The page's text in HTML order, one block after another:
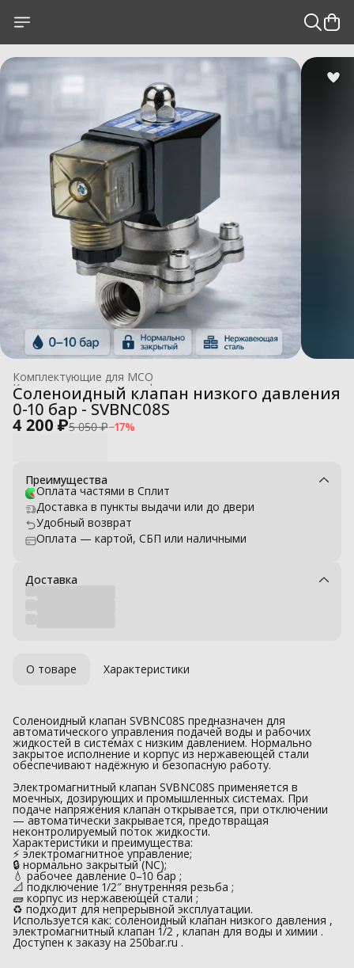
Комплектующие для МСО
Комплектующие для профессиональных моек высокого
Главная ›
Соленоидный клапан низкого давления
0-10 бар - SVBNC08S
4 200 ₽5 050 ₽−17%
Преимущества
Оплата частями в Сплит
Доставка в пункты выдачи или до двери
Удобный возврат
Оплата — картой, СБП или наличными
Доставка
О товаре Характеристики
Соленоидный клапан SVBNC08S предназначен для
автоматического управления подачей воды и рабочих
жидкостей в системах с низким давлением. Нормально
закрытое исполнение и корпус из нержавеющей стали
обеспечивают надёжную и безопасную работу.
Электромагнитный клапан SVBNC08S применяется в
моечных, дозирующих и промышленных системах. При
подаче напряжения клапан открывается, при отключении
— автоматически закрывается, предотвращая
неконтролируемый поток жидкости.
Характеристики и преимущества:
⚡ электромагнитное управление;
🔒 нормально закрытый (NC);
💧 рабочее давление 0–10 бар ;
📐 подключение 1/2″ внутренняя резьба ;
🧱 корпус из нержавеющей стали ;
♻️ подходит для непрерывной эксплуатации.
Используется как: соленоидный клапан низкого давления ,
электромагнитный клапан 1/2 , клапан для воды и химии .
Доступен к заказу на 250bar.ru .